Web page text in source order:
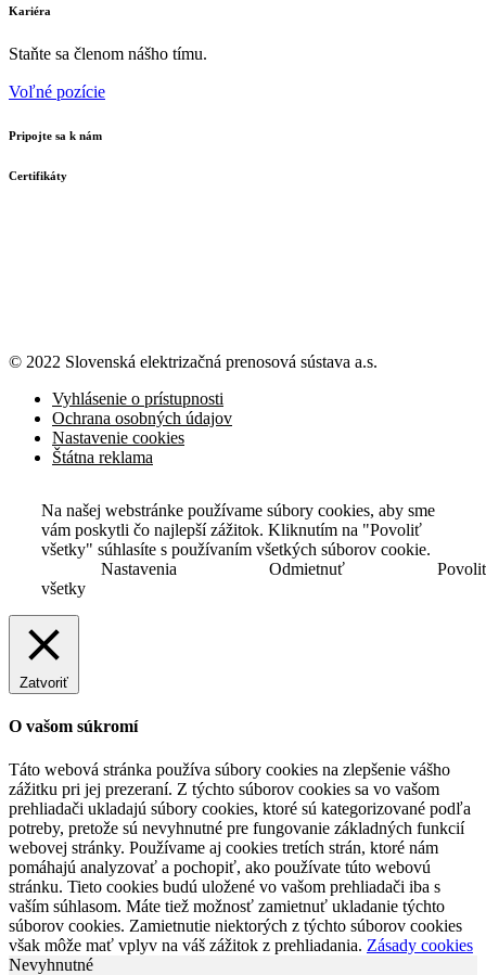
Kariéra
Staňte sa členom nášho tímu.
Voľné pozície
Pripojte sa k nám
Certifikáty
© 2022 Slovenská elektrizačná prenosová sústava a.s.
Vyhlásenie o prístupnosti
Ochrana osobných údajov
Nastavenie cookies
Štátna reklama
Na našej webstránke používame súbory cookies, aby sme
vám poskytli čo najlepší zážitok. Kliknutím na "Povoliť
všetky" súhlasíte s používaním všetkých súborov cookie.
Nastavenia
Odmietnuť
všetky
Zatvoriť
O vašom súkromí
Táto webová stránka používa súbory cookies na zlepšenie vášho
zážitku pri jej prezeraní. Z týchto súborov cookies sa vo vašom
prehliadači ukladajú súbory cookies, ktoré sú kategorizované podľa
potreby, pretože sú nevyhnutné pre fungovanie základných funkcií
webovej stránky. Používame aj cookies tretích strán, ktoré nám
pomáhajú analyzovať a pochopiť, ako používate túto webovú
stránku. Tieto cookies budú uložené vo vašom prehliadači iba s
vaším súhlasom. Máte tiež možnosť zamietnuť ukladanie týchto
súborov cookies. Zamietnutie niektorých z týchto súborov cookies
však môže mať vplyv na váš zážitok z prehliadania. Zásady cookies
Nevyhnutné